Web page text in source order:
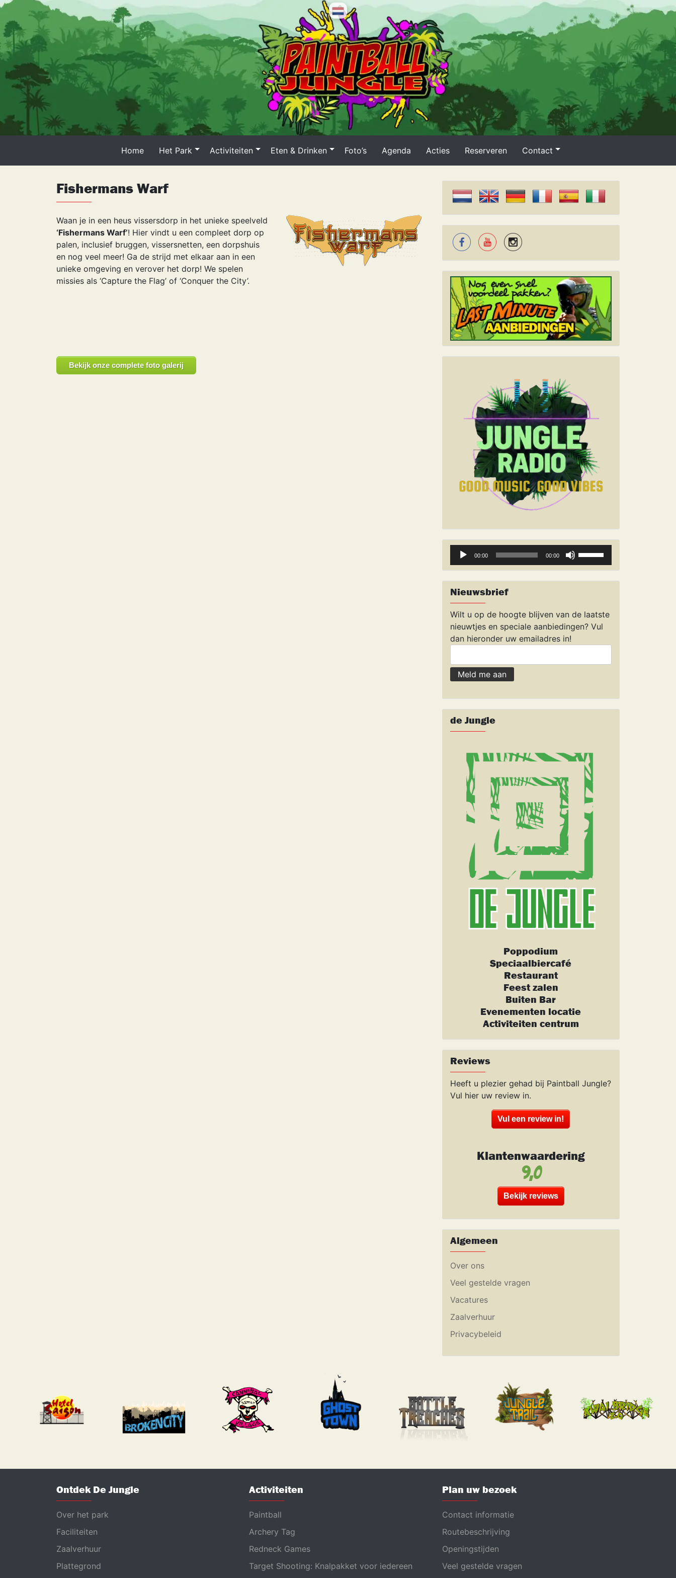
Skip
content
Home Het Park Activiteiten Eten & Drinken Foto’s Agenda Acties Reserveren Contact
Fishermans Warf
Waan je in een heus vissersdorp in het unieke speelveld
‘Fishermans Warf’! Hier vindt u een compleet dorp op
palen, inclusief bruggen, vissersnetten, een dorpshuis
en nog veel meer! Ga de strijd met elkaar aan in een
unieke omgeving en verover het dorp! We spelen
missies als ‘Capture the Flag’ of ‘Conquer the City’.
Bekijk onze complete foto galerij
Audiospeler
00:00 00:00
volume
of
Nieuwsbrief
Wilt u op de hoogte blijven van de laatste
nieuwtjes en speciale aanbiedingen? Vul
dan hieronder uw emailadres in!
de Jungle
Poppodium
Speciaalbiercafé
Restaurant
Feest zalen
Buiten Bar
Evenementen locatie
Activiteiten centrum
Reviews
Heeft u plezier gehad bij Paintball Jungle?
Vul hier uw review in.
Vul een review in!
Klantenwaardering
9,0
Bekijk reviews
Algemeen
Over ons
Veel gestelde vragen
Vacatures
Zaalverhuur
Privacybeleid
Ontdek De Jungle
Over het park
Faciliteiten
Zaalverhuur
Plattegrond
Activiteiten
Paintball
Archery Tag
Redneck Games
Target Shooting: Knalpakket voor iedereen
Plan uw bezoek
Contact informatie
Routebeschrijving
Openingstijden
Veel gestelde vragen